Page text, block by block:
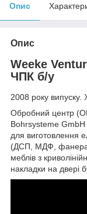
Опис
Опис
Weeke
ЧПК б/у
2008 року
Обробний центр
Bohrsysteme
для виготовлення
(ДСП, МДФ, фанера,
меблів з
накладки на двері